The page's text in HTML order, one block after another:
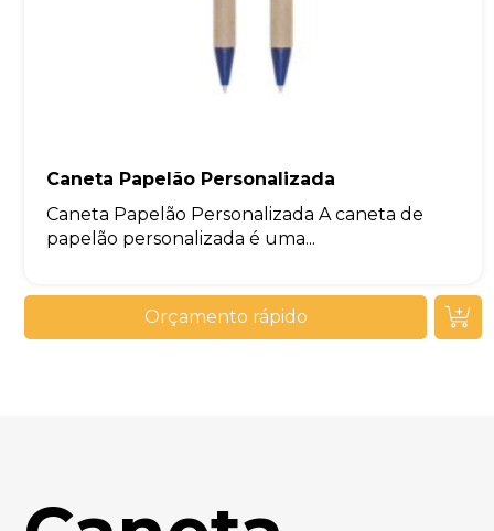
Caneta Papelão Personalizada
Caneta Papelão Personalizada A caneta de
papelão personalizada é uma...
Orçamento rápido